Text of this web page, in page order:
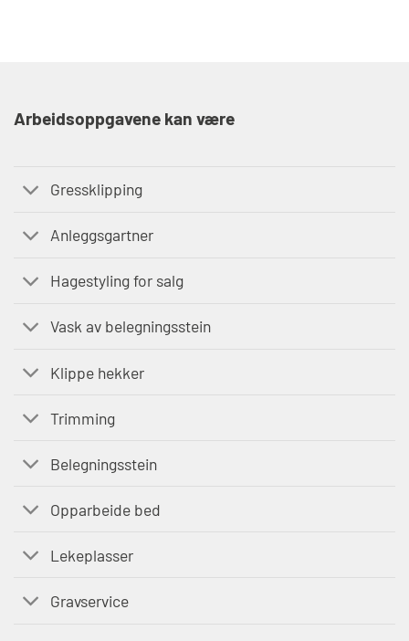
Arbeidsoppgavene kan være
Gressklipping
Anleggsgartner
Hagestyling for salg
Vask av belegningsstein
Klippe hekker
Trimming
Belegningsstein
Opparbeide bed
Lekeplasser
Gravservice